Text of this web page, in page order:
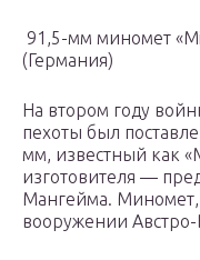
91,5-мм миномет
(Германия)
На втором году
пехоты был
мм, известный как
изготовителя —
Мангейма. Миномет,
вооружении